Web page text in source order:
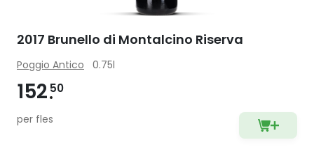
2017 Brunello di Montalcino Riserva
Poggio Antico 0.75l
152 50
per fles